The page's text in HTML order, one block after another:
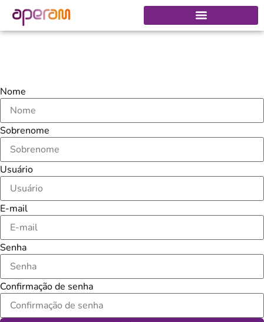
Nome
Sobrenome
Usuário
E-mail
Senha
Confirmação de senha